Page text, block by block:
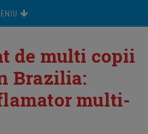
de multi copii
Brazilia:
multi-